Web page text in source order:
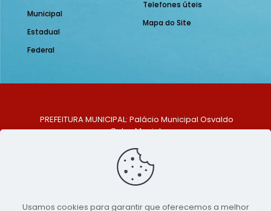
Municipal
Estadual
Federal
Telefones úteis
Mapa do Site
PREFEITURA MUNICIPAL: Palácio Municipal Osvaldo
Celso Maciel
Centro, São Bento do Una - PE. CEP: 553370-128
TELEFONE: (81) 99548-1569
E-MAIL: ouvidoria@saobentodouna.pe.gov.br
Usamos cookies para garantir que oferecemos a melhor